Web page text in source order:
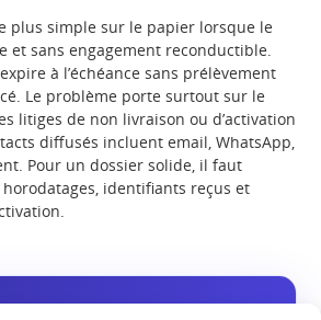
plus simple sur le papier lorsque le
et sans engagement reconductible.
expire à l’échéance sans prélèvement
Le problème porte surtout sur le
litiges de non livraison ou d’activation
diffusés incluent email, WhatsApp,
Pour un dossier solide, il faut
identifiants reçus et